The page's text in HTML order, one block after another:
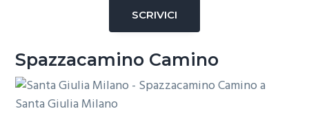
SCRIVICI
Spazzacamino Camino